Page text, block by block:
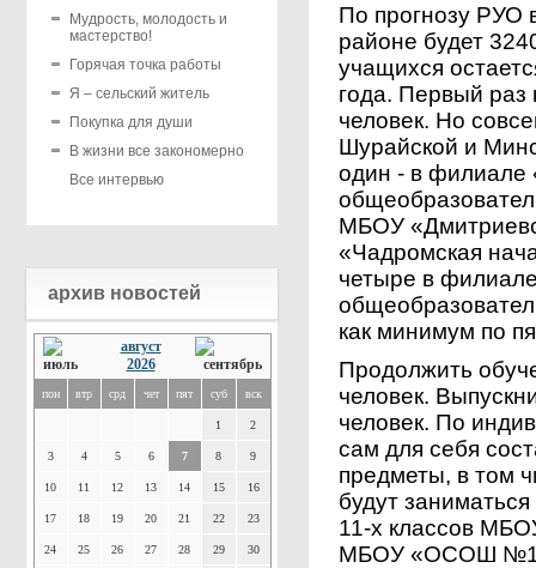
Мудрость, молодость и
мастерство!
Горячая точка работы
Я – сельский житель
Покупка для души
В жизни все закономерно
Все интервью
архив новостей
август
2026
пон втр срд чет пят суб вск
1 2
3 4 5 6 7 8 9
10 11 12 13 14 15 16
17 18 19 20 21 22 23
24 25 26 27 28 29 30
По прогнозу РУО
районе будет
учащихся
года. Первый раз
человек. Но
Шурайской и
один - в филиале
МБОУ
«Чадромская
четыре в
как минимум по
Продолжить
человек.
человек. По
сам для себя
предметы, в том
будут
11-х классов
МБОУ «ОСОШ